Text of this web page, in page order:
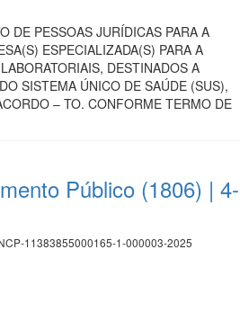
DE PESSOAS JURÍDICAS PARA A
ESPECIALIZADA(S) PARA A
DESTINADOS A
SISTEMA ÚNICO DE SAÚDE (SUS),
– TO. CONFORME TERMO DE
Público (1806) | 4-
11383855000165-1-000003-2025